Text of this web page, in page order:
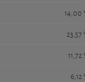
14,00
23,57
11,72
6,12